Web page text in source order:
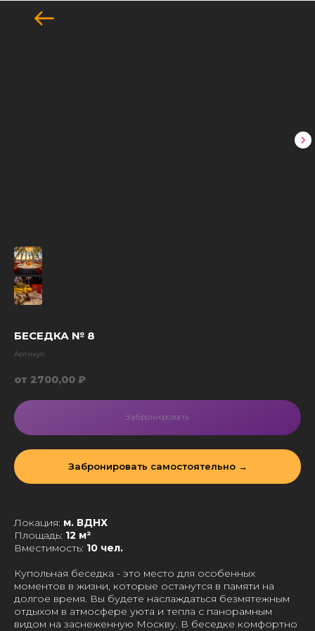
БЕСЕДКА № 8
Артикул:
2700,00 ₽
Забронировать
Забронировать самостоятельно →
Локация: м. ВДНХ
Площадь: 12 м²
Вместимость: 10 чел.
Купольная беседка - это место для особенных
моментов в жизни, которые останутся в памяти на
долгое время. Вы будете наслаждаться безмятежным
отдыхом в атмосфере уюта и тепла с панорамным
видом на заснеженную Москву. В беседке комфортно